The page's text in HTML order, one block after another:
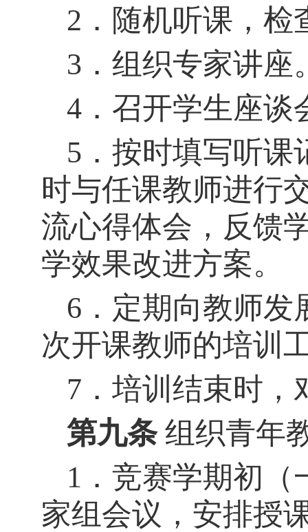
2．随机听课，检
3．组织专家讲座
4．召开学生座谈
5．按时填写听课
时与任课教师进行
流心得体会，反馈
学效果改进方案。
6．定期向教师发
次开课教师的培训
7．培训结束时，
第九条 组织青年
1．竞赛学期初
家组会议，安排授